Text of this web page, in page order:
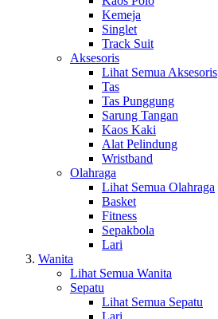
Kemeja
Singlet
Track Suit
Aksesoris
Lihat Semua Aksesoris
Tas
Tas Punggung
Sarung Tangan
Kaos Kaki
Alat Pelindung
Wristband
Olahraga
Lihat Semua Olahraga
Basket
Fitness
Sepakbola
Lari
Wanita
Lihat Semua Wanita
Sepatu
Lihat Semua Sepatu
Lari